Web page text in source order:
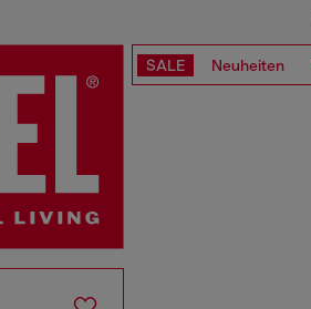
SALE Neuheiten